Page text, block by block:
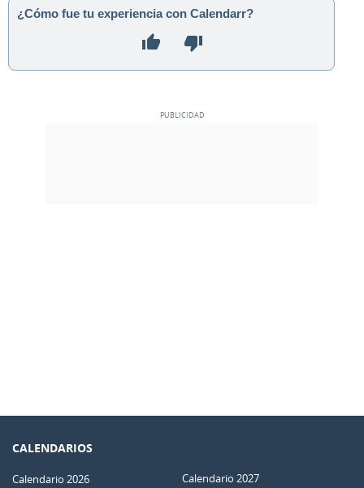
¿Cómo fue tu experiencia con Calendarr?
CALENDARIOS
Calendario 2026 Calendario 2027